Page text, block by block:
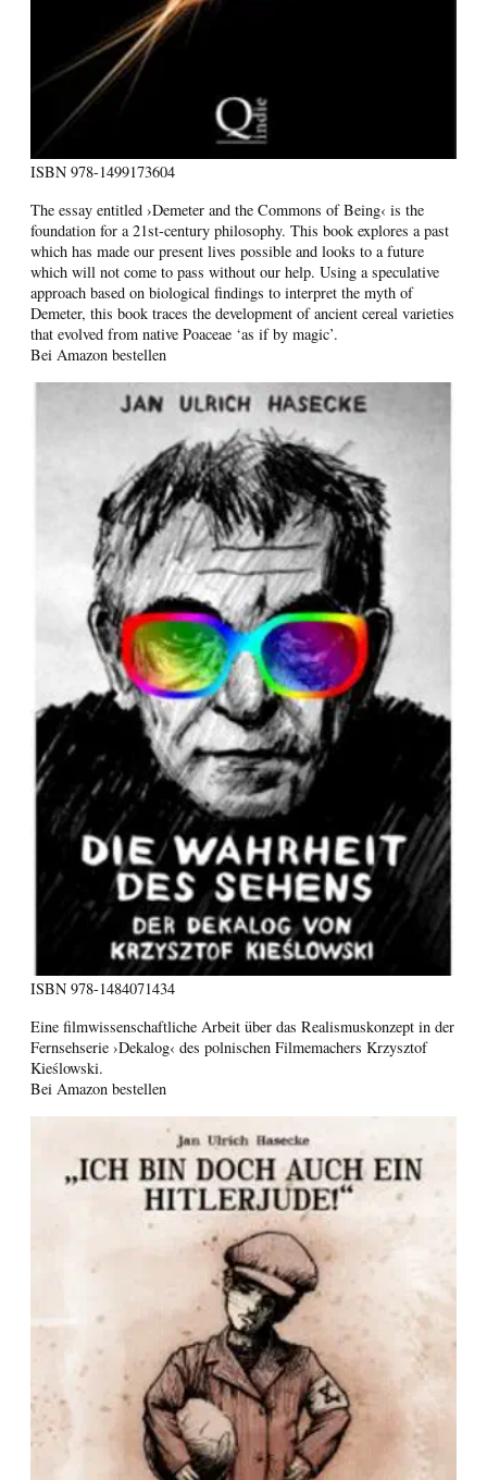
ISBN 978-1499173604
The essay entitled ›Demeter and the Commons of Being‹ is the
foundation for a 21st-century philosophy. This book explores a past
which has made our present lives possible and looks to a future
which will not come to pass without our help. Using a speculative
approach based on biological findings to interpret the myth of
Demeter, this book traces the development of ancient cereal varieties
that evolved from native Poaceae ‘as if by magic’.
Bei Amazon bestellen
ISBN 978-1484071434
Eine filmwissenschaftliche Arbeit über das Realismuskonzept in der
Fernsehserie ›Dekalog‹ des polnischen Filmemachers Krzysztof
Kieślowski.
Bei Amazon bestellen